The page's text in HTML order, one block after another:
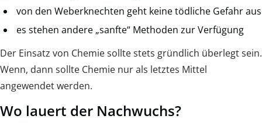
von den Weberknechten geht keine tödliche Gefahr aus
es stehen andere „sanfte“ Methoden zur Verfügung
Der Einsatz von Chemie sollte stets gründlich überlegt sein.
Wenn, dann sollte Chemie nur als letztes Mittel
angewendet werden.
Wo lauert der Nachwuchs?